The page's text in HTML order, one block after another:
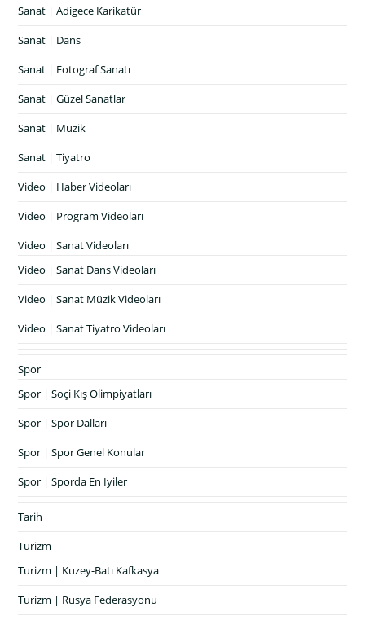
Sanat | Adigece Karikatür
Sanat | Dans
Sanat | Fotograf Sanatı
Sanat | Güzel Sanatlar
Sanat | Müzik
Sanat | Tiyatro
Video | Haber Videoları
Video | Program Videoları
Video | Sanat Videoları
Video | Sanat Dans Videoları
Video | Sanat Müzik Videoları
Video | Sanat Tiyatro Videoları
Spor
Spor | Soçi Kış Olimpiyatları
Spor | Spor Dalları
Spor | Spor Genel Konular
Spor | Sporda En İyiler
Tarih
Turizm
Turizm | Kuzey-Batı Kafkasya
Turizm | Rusya Federasyonu